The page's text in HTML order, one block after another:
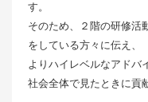
す。
そのため、２階の研修活
をしている方々に伝え、
よりハイレベルなアドバ
社会全体で見たときに貢